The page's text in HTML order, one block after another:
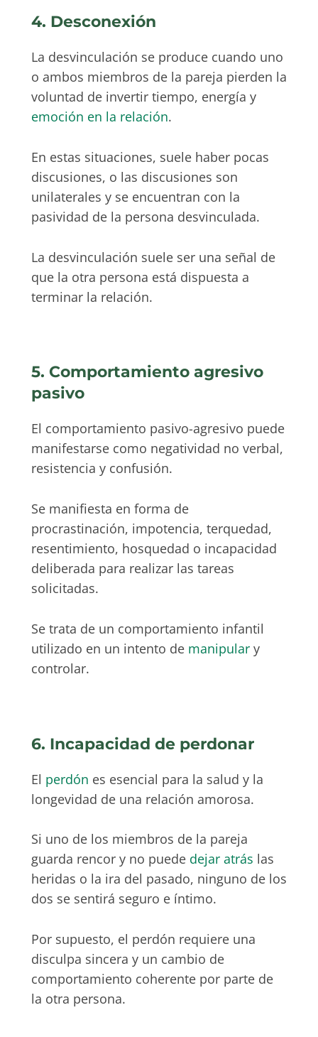
4. Desconexión
La desvinculación se produce cuando uno
o ambos miembros de la pareja pierden la
voluntad de invertir tiempo, energía y
emoción en la relación.
En estas situaciones, suele haber pocas
discusiones, o las discusiones son
unilaterales y se encuentran con la
pasividad de la persona desvinculada.
La desvinculación suele ser una señal de
que la otra persona está dispuesta a
terminar la relación.
5. Comportamiento agresivo
pasivo
El comportamiento pasivo-agresivo puede
manifestarse como negatividad no verbal,
resistencia y confusión.
Se manifiesta en forma de
procrastinación, impotencia, terquedad,
resentimiento, hosquedad o incapacidad
deliberada para realizar las tareas
solicitadas.
Se trata de un comportamiento infantil
utilizado en un intento de manipulary
controlar.
6. Incapacidad de perdonar
El perdón es esencial para la salud y la
longevidad de una relación amorosa.
Si uno de los miembros de la pareja
guarda rencor y no puede dejar atrás las
heridas o la ira del pasado, ninguno de los
dos se sentirá seguro e íntimo.
Por supuesto, el perdón requiere una
disculpa sincera y un cambio de
comportamiento coherente por parte de
la otra persona.